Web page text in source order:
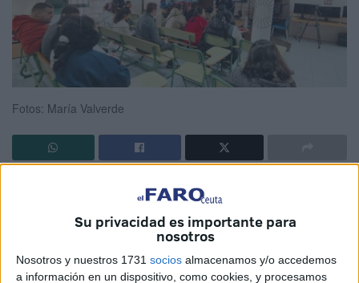
Su privacidad es importante para
nosotros
Nosotros y nuestros 1731 socios almacenamos y/o accedemos
a información en un dispositivo, como cookies, y procesamos
Fotos: María Valverde
o, más bien, “al cobarde”. Es la
tarea que han tenido sobre la mesa los alumnos del
centro educativo San Antonioen Ceuta, que han